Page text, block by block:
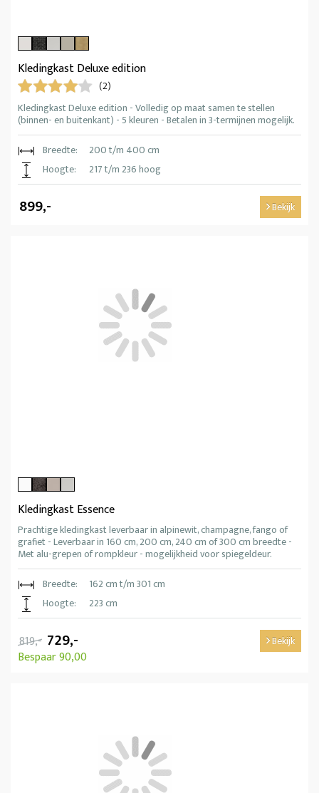
Kledingkast Deluxe edition
(2)
Kledingkast Deluxe edition - Volledig op maat samen te stellen
(binnen- en buitenkant) - 5 kleuren - Betalen in 3-termijnen mogelijk.
Breedte:
200 t/m 400 cm
Hoogte:
217 t/m 236 hoog
899,- Bekijk
Kledingkast Essence
Prachtige kledingkast leverbaar in alpinewit, champagne, fango of
grafiet - Leverbaar in 160 cm, 200 cm, 240 cm of 300 cm breedte -
Met alu-grepen of rompkleur - mogelijkheid voor spiegeldeur.
Breedte:
162 cm t/m 301 cm
Hoogte:
223 cm
819,- 729,-
Bespaar 90,00
Bekijk